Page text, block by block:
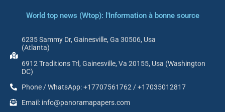
World top news (Wtop): l'Information à bonne source
6235 Sammy Dr, Gainesville, Ga 30506, Usa
(Atlanta)
6912 Traditions Trl, Gainesville, Va 20155, Usa (Washington
DC)
Phone / WhatsApp: +17707561762 / +17035012817
Email: info@panoramapapers.com